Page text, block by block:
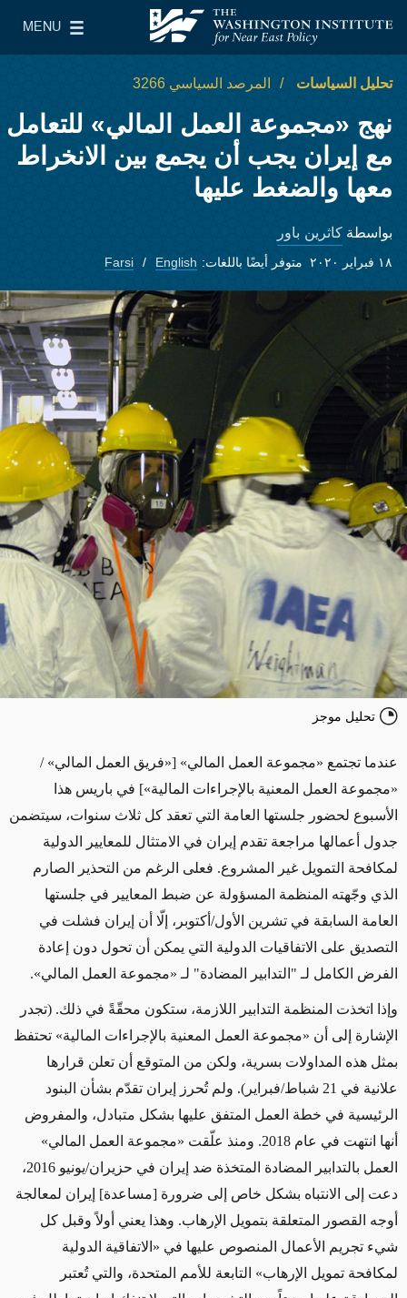
معهد واشنطن لسياسات الشرق الأدنى
MENU
Main Menu
تحليل السياسات المرصد السياسي 3266
نهج «مجموعة العمل المالي» للتعامل
مع إيران يجب أن يجمع بين الانخراط
معها والضغط عليها
بواسطة كاثرين باور
١٨ فبراير ٢٠٢٠ متوفر أيضًا باللغات: English
Farsi
تحليل موجز
عندما تجتمع «مجموعة العمل المالي» [«فريق العمل المالي» /
«مجموعة العمل المعنية بالإجراءات المالية»] في باريس هذا
الأسبوع لحضور جلستها العامة التي تعقد كل ثلاث سنوات، سيتضمن
جدول أعمالها مراجعة تقدم إيران في الامتثال للمعايير الدولية
لمكافحة التمويل غير المشروع. فعلى الرغم من التحذير الصارم
الذي وجّهته المنظمة المسؤولة عن ضبط المعايير في جلستها
العامة السابقة في تشرين الأول/أكتوبر، إلّا أن إيران فشلت في
التصديق على الاتفاقيات الدولية التي يمكن أن تحول دون إعادة
الفرض الكامل لـ "التدابير المضادة" لـ «مجموعة العمل المالي».
وإذا اتخذت المنظمة التدابير اللازمة، ستكون محقّةً في ذلك. (تجدر
الإشارة إلى أن «مجموعة العمل المعنية بالإجراءات المالية» تحتفظ
بمثل هذه المداولات بسرية، ولكن من المتوقع أن تعلن قرارها
علانية في 21 شباط/فبراير). ولم تُحرز إيران تقدّم بشأن البنود
الرئيسية في خطة العمل المتفق عليها بشكل متبادل، والمفروض
أنها انتهت في عام 2018. ومنذ علّقت «مجموعة العمل المالي»
العمل بالتدابير المضادة المتخذة ضد إيران في حزيران/يونيو 2016،
دعت إلى الانتباه بشكل خاص إلى ضرورة [مساعدة] إيران لمعالجة
أوجه القصور المتعلقة بتمويل الإرهاب. وهذا يعني أولاً وقبل كل
شيء تجريم الأعمال المنصوص عليها في «الاتفاقية الدولية
لمكافحة تمويل الإرهاب» التابعة للأمم المتحدة، والتي تُعتبر